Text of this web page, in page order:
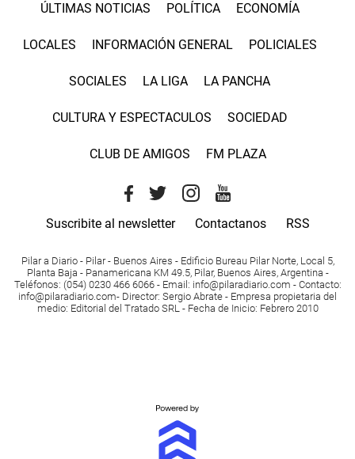
ÚLTIMAS NOTICIAS POLÍTICA ECONOMÍA
LOCALES INFORMACIÓN GENERAL POLICIALES
SOCIALES LA LIGA LA PANCHA
CULTURA Y ESPECTACULOS SOCIEDAD
CLUB DE AMIGOS FM PLAZA
Suscribite al newsletter Contactanos RSS
Pilar a Diario - Pilar - Buenos Aires - Edificio Bureau Pilar Norte, Local 5,
Planta Baja - Panamericana KM 49.5, Pilar, Buenos Aires, Argentina -
Teléfonos: (054) 0230 466 6066 - Email : info@pilaradiario.com - Contacto:
info@pilaradiario.com- Director: Sergio Abrate - Empresa propietaria del
medio: Editorial del Tratado SRL - Fecha de Inicio: Febrero 2010